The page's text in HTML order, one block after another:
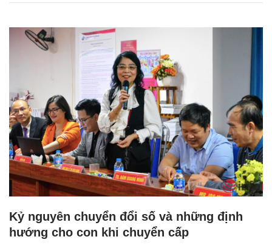
Kỷ nguyên chuyển đổi số và những định
hướng cho con khi chuyển cấp